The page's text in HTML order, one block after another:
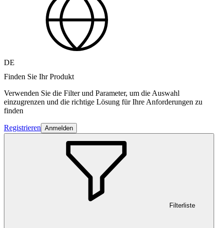
DE
Finden Sie Ihr Produkt
Verwenden Sie die Filter und Parameter, um die Auswahl
einzugrenzen und die richtige Lösung für Ihre Anforderungen zu
finden
Registrieren Anmelden
Filterliste